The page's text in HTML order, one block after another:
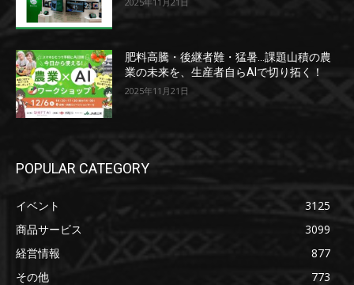
肥料高騰・後継者難・猛暑…課題山積の農
業の未来を、生産者自らAIで切り拓く！
2025年11月21日
POPULAR CATEGORY
イベント
3125
商品サービス
3099
経営情報
877
その他
773